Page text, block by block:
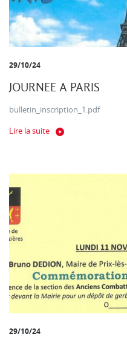
29/10/24
JOURNEE A PARIS
bulletin_inscription_1.pdf
Lire la suite
29/10/24